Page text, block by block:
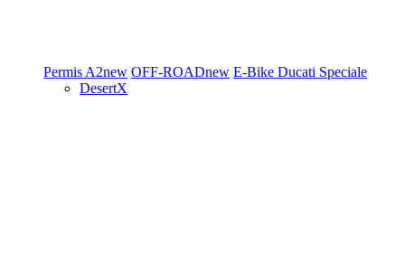
Permis A2new OFF-ROADnew E-Bike Ducati Speciale
DesertX